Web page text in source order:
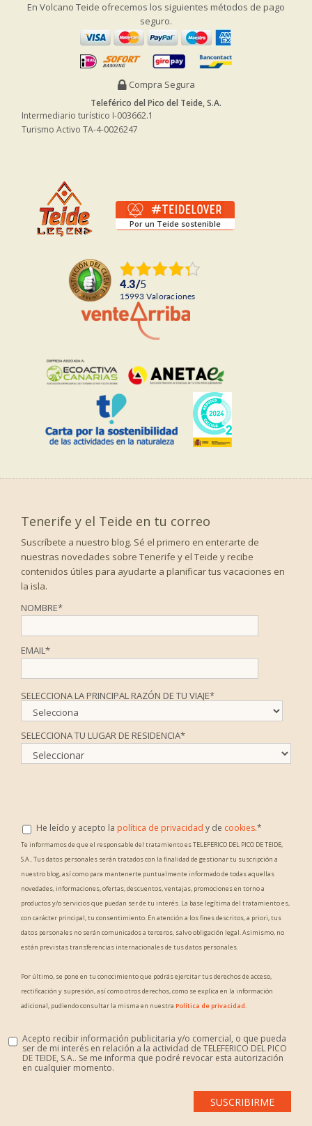
En Volcano Teide ofrecemos los siguientes métodos de pago
seguro.
Compra Segura
Teleférico del Pico del Teide, S.A.
Intermediario turístico I-003662.1
Turismo Activo TA-4-0026247
Por un Teide sostenible
4.3/5
15993 Valoraciones
Tenerife y el Teide en tu correo
Suscríbete a nuestro blog. Sé el primero en enterarte de
nuestras novedades sobre Tenerife y el Teide y recibe
contenidos útiles para ayudarte a planificar tus vacaciones en
la isla.
NOMBRE*
EMAIL*
SELECCIONA LA PRINCIPAL RAZÓN DE TU VIAJE*
SELECCIONA TU LUGAR DE RESIDENCIA*
He leído y acepto la política de privacidad y de cookies.*
Te informamos de que el responsable del tratamiento es TELEFERICO DEL PICO DE TEIDE,
S.A.. Tus datos personales serán tratados con la finalidad de gestionar tu suscripción a
nuestro blog, así como para mantenerte puntualmente informado de todas aquellas
novedades, informaciones, ofertas, descuentos, ventajas, promociones en torno a
productos y/o servicios que puedan ser de tu interés. La base legítima del tratamiento es,
con carácter principal, tu consentimiento. En atención a los fines descritos, a priori, tus
datos personales no serán comunicados a terceros, salvo obligación legal. Asimismo, no
están previstas transferencias internacionales de tus datos personales.
Por último, se pone en tu conocimiento que podrás ejercitar tus derechos de acceso,
rectificación y supresión, así como otros derechos, como se explica en la información
adicional, pudiendo consultar la misma en nuestra Política de privacidad.
Acepto recibir información publicitaria y/o comercial, o que pueda
ser de mi interés en relación a la actividad de TELEFERICO DEL PICO
DE TEIDE, S.A.. Se me informa que podré revocar esta autorización
en cualquier momento.